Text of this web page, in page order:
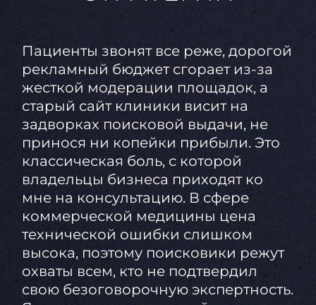
Пациенты звонят все реже, дорогой
рекламный бюджет сгорает из-за
жесткой модерации площадок, а
старый сайт клиники висит на
задворках поисковой выдачи, не
принося ни копейки прибыли. Это
классическая боль, с которой
владельцы бизнеса приходят ко
мне на консультацию. В сфере
коммерческой медицины цена
технической ошибки слишком
высока, поэтому поисковики режут
охваты всем, кто не подтвердил
свою безоговорочную экспертность.